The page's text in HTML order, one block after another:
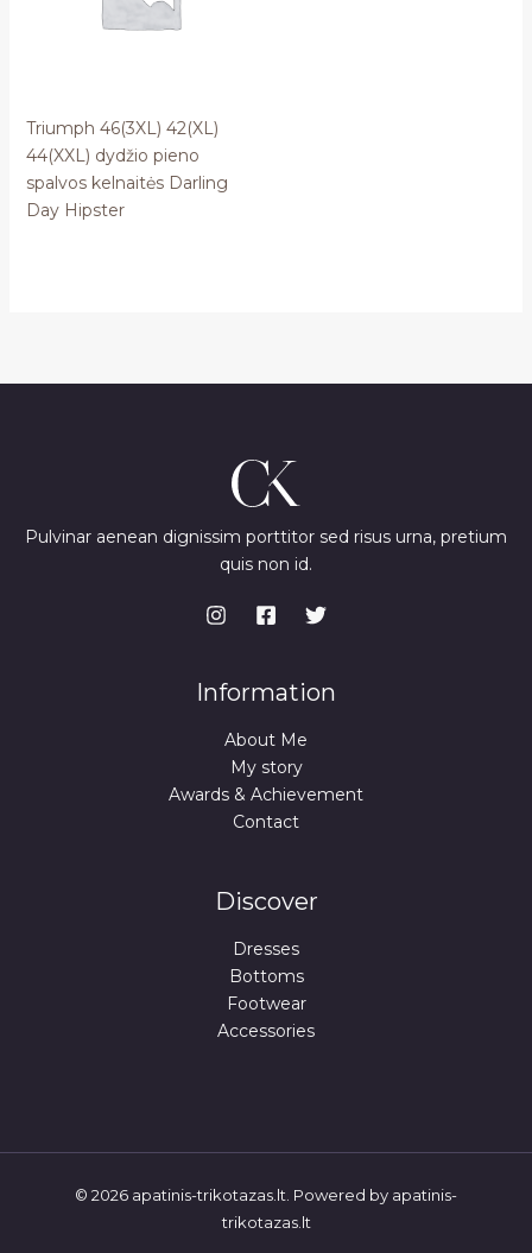
Triumph 46(3XL) 42(XL)
44(XXL) dydžio pieno
spalvos kelnaitės Darling
Day Hipster
Pulvinar aenean dignissim porttitor sed risus urna, pretium
quis non id.
Information
About Me
My story
Awards & Achievement
Contact
Discover
Dresses
Bottoms
Footwear
Accessories
© 2026 apatinis-trikotazas.lt. Powered by apatinis-
trikotazas.lt